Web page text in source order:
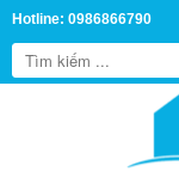
Hotline: 0986866790